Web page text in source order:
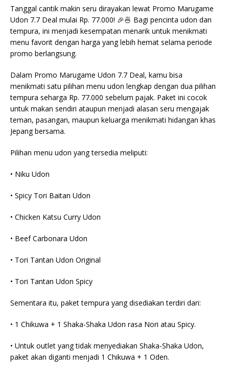
Tanggal cantik makin seru dirayakan lewat Promo Marugame
Udon 7.7 Deal mulai Rp. 77.000! 🎉🍜 Bagi pencinta udon dan
tempura, ini menjadi kesempatan menarik untuk menikmati
menu favorit dengan harga yang lebih hemat selama periode
promo berlangsung.
Dalam Promo Marugame Udon 7.7 Deal, kamu bisa
menikmati satu pilihan menu udon lengkap dengan dua pilihan
tempura seharga Rp. 77.000 sebelum pajak. Paket ini cocok
untuk makan sendiri ataupun menjadi alasan seru mengajak
teman, pasangan, maupun keluarga menikmati hidangan khas
Jepang bersama.
Pilihan menu udon yang tersedia meliputi:
• Niku Udon
• Spicy Tori Baitan Udon
• Chicken Katsu Curry Udon
• Beef Carbonara Udon
• Tori Tantan Udon Original
• Tori Tantan Udon Spicy
Sementara itu, paket tempura yang disediakan terdiri dari:
• 1 Chikuwa + 1 Shaka-Shaka Udon rasa Nori atau Spicy.
• Untuk outlet yang tidak menyediakan Shaka-Shaka Udon,
paket akan diganti menjadi 1 Chikuwa + 1 Oden.